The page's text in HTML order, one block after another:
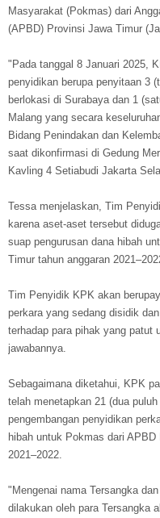
Masyarakat (Pokmas) dari
(APBD) Provinsi Jawa Timur
"Pada tanggal 8 Januari 2025,
penyidikan berupa penyitaan 3
berlokasi di Surabaya dan 1
Malang yang secara
Bidang Penindakan dan
saat dikonfirmasi di Gedung
Kavling 4 Setiabudi Jakarta
Tessa menjelaskan, Tim
karena aset-aset tersebut
suap pengurusan dana hibah
Timur tahun anggaran
Tim Penyidik KPK akan
perkara yang sedang disidik
terhadap para pihak yang patut
jawabannya.
Sebagaimana diketahui, KPK
telah menetapkan 21 (dua
pengembangan penyidikan
hibah untuk Pokmas dari
2021–2022.
"Mengenai nama Tersangka
dilakukan oleh para Tersangka